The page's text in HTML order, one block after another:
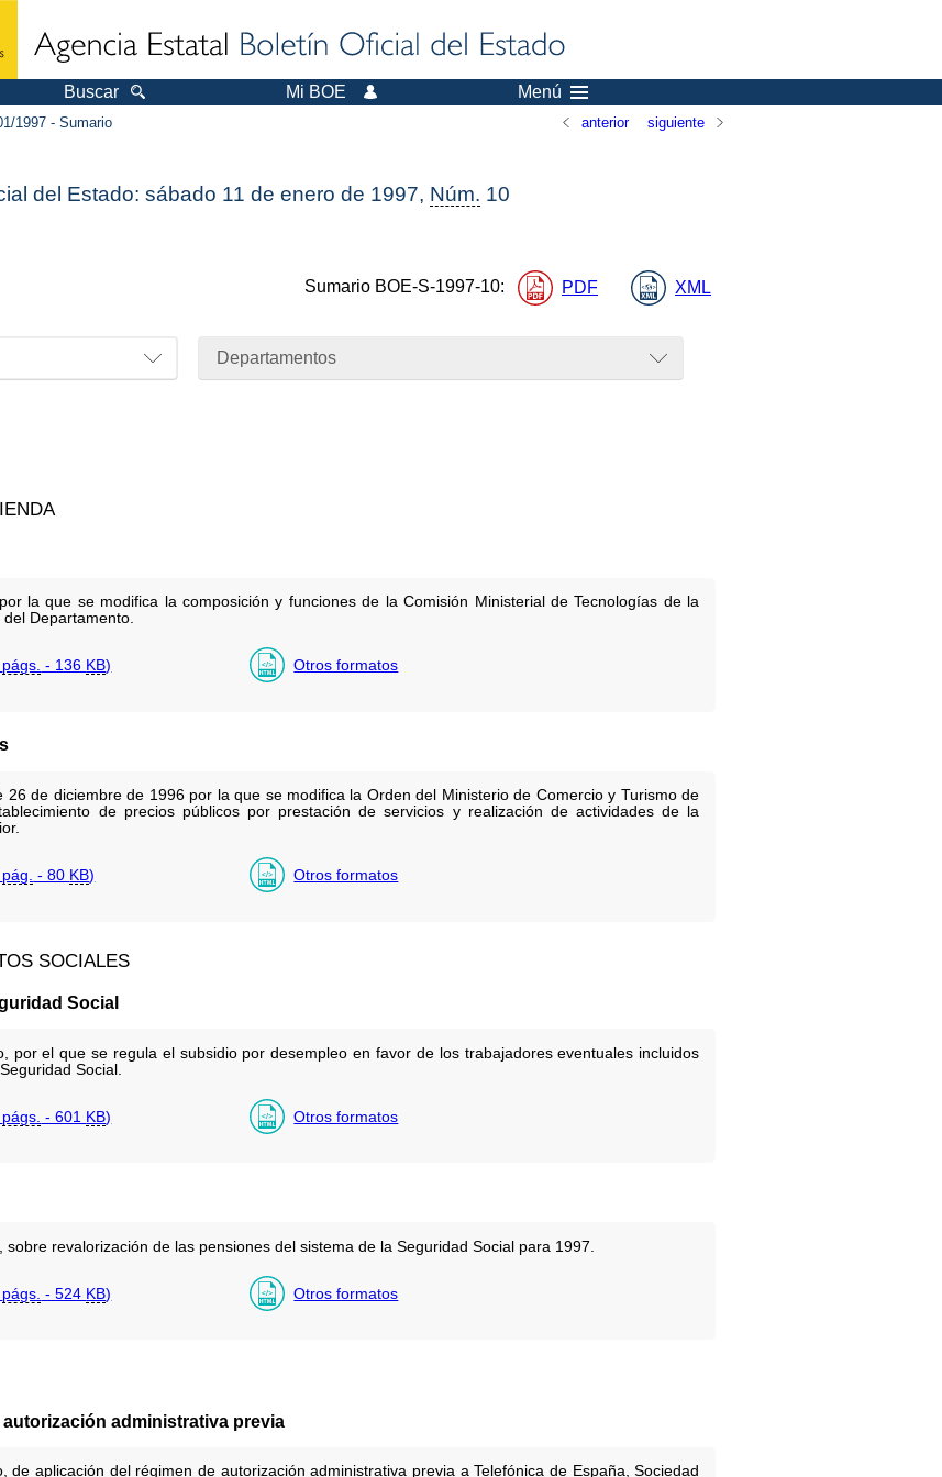
Buscar Mi BOE Menú
1997 - Sumario anterior siguiente
del Estado: sábado 11 de enero de 1997, Núm. 10
Sumario BOE-S-1997-10: PDF XML
Departamentos
la que se modifica la composición y funciones de la Comisión Ministerial de Tecnologías de la
del Departamento.
págs. - 136 KB) Otros formatos
de diciembre de 1996 por la que se modifica la Orden del Ministerio de Comercio y Turismo de
de precios públicos por prestación de servicios y realización de actividades de la
pág. - 80 KB) Otros formatos
SOCIALES
Social
por el que se regula el subsidio por desempleo en favor de los trabajadores eventuales incluidos
Social.
págs. - 601 KB) Otros formatos
revalorización de las pensiones del sistema de la Seguridad Social para 1997.
págs. - 524 KB) Otros formatos
administrativa previa
de aplicación del régimen de autorización administrativa previa a Telefónica de España, Sociedad